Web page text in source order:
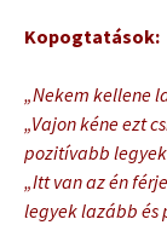
Kopogtatások:
„Nekem kellene
„Vajon kéne ezt
pozitívabb
„Itt van az én
legyek lazább és